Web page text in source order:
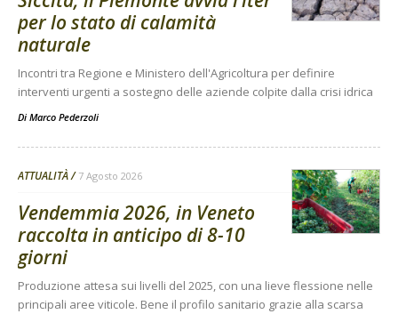
per lo stato di calamità
naturale
Incontri tra Regione e Ministero dell'Agricoltura per definire
interventi urgenti a sostegno delle aziende colpite dalla crisi idrica
Di Marco Pederzoli
ATTUALITÀ 7 Agosto 2026
Vendemmia 2026, in Veneto
raccolta in anticipo di 8-10
giorni
Produzione attesa sui livelli del 2025, con una lieve flessione nelle
principali aree viticole. Bene il profilo sanitario grazie alla scarsa